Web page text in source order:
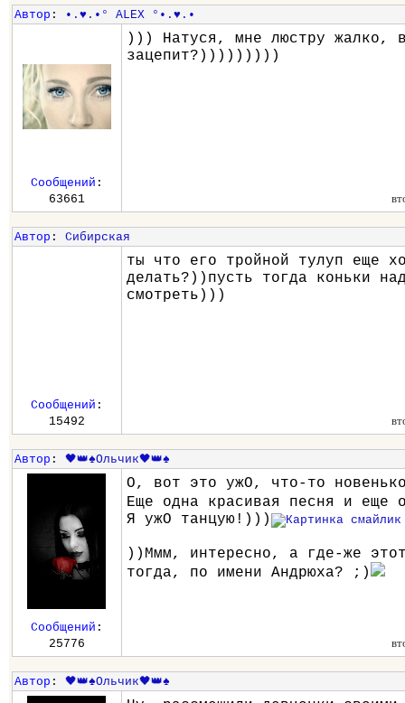
Автор : •.♥.•° ALEX °•.♥.•
))) Натуся, мне люстру жалко,
зацепит?)))))))))
Сообщений :
63661
Автор : Сибирская
ты что его тройной тулуп еще
делать?))пусть тогда коньки
смотреть)))
Сообщений :
15492
Автор : 🖤👑♠️Ольчик🖤👑♠️
О, вот это ужО, что-то
Еще одна красивая песня и еще
Я ужО танцую!)))
))Ммм, интересно, а где-же
тогда, по имени Андрюха? ;)
Сообщений :
25776
Автор : 🖤👑♠️Ольчик🖤👑♠️